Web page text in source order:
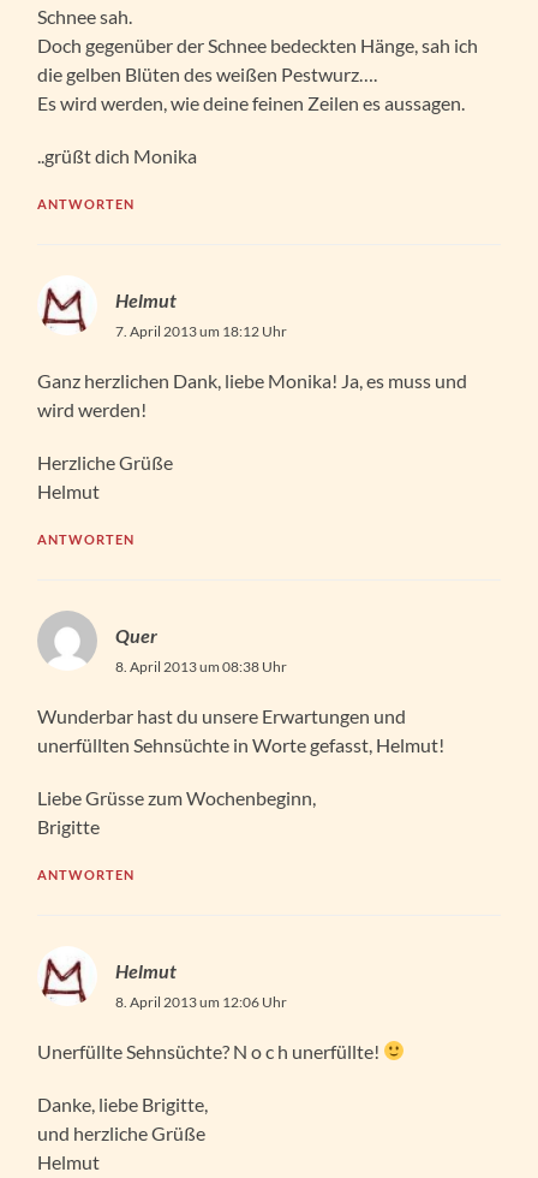
Schnee sah.
Doch gegenüber der Schnee bedeckten Hänge, sah ich
die gelben Blüten des weißen Pestwurz….
Es wird werden, wie deine feinen Zeilen es aussagen.
..grüßt dich Monika
ANTWORTEN
Helmut
7. April 2013 um 18:12 Uhr
Ganz herzlichen Dank, liebe Monika! Ja, es muss und
wird werden!
Herzliche Grüße
Helmut
ANTWORTEN
Quer
8. April 2013 um 08:38 Uhr
Wunderbar hast du unsere Erwartungen und
unerfüllten Sehnsüchte in Worte gefasst, Helmut!
Liebe Grüsse zum Wochenbeginn,
Brigitte
ANTWORTEN
Helmut
8. April 2013 um 12:06 Uhr
Unerfüllte Sehnsüchte? N o c h unerfüllte!
Danke, liebe Brigitte,
und herzliche Grüße
Helmut